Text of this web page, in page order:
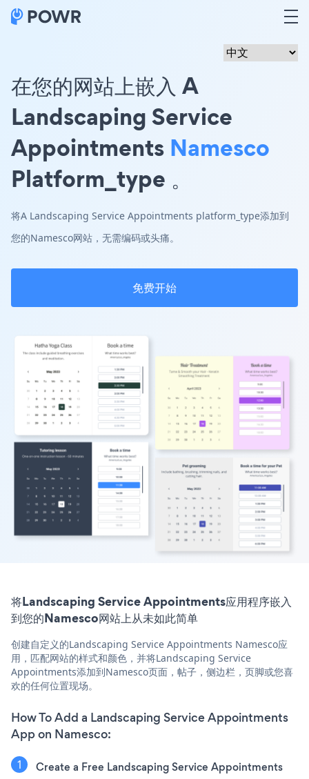
在您的网站上嵌入 A
Landscaping Service
Appointments Namesco
Platform_type 。
将A Landscaping Service Appointments platform_type添加到
您的Namesco网站，无需编码或头痛。
免费开始
将Landscaping Service Appointments应用程序嵌入
到您的Namesco网站上从未如此简单
创建自定义的Landscaping Service Appointments Namesco应
用，匹配网站的样式和颜色，并将Landscaping Service
Appointments添加到Namesco页面，帖子，侧边栏，页脚或您喜
欢的任何位置现场。
How To Add a Landscaping Service Appointments
App on Namesco:
Create a Free Landscaping Service Appointments